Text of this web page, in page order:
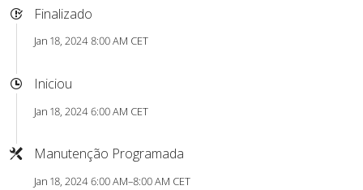
Finalizado
Jan 18, 2024 8:00 AM CET
Iniciou
Jan 18, 2024 6:00 AM CET
Manutenção Programada
Jan 18, 2024 6:00 AM–8:00 AM CET